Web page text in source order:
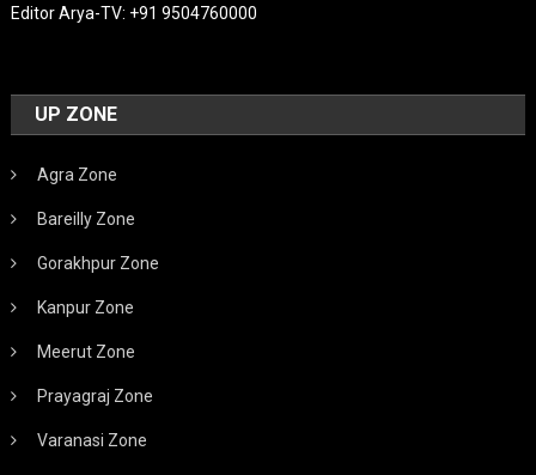
Editor Arya-TV: +91 9504760000
UP ZONE
Agra Zone
Bareilly Zone
Gorakhpur Zone
Kanpur Zone
Meerut Zone
Prayagraj Zone
Varanasi Zone